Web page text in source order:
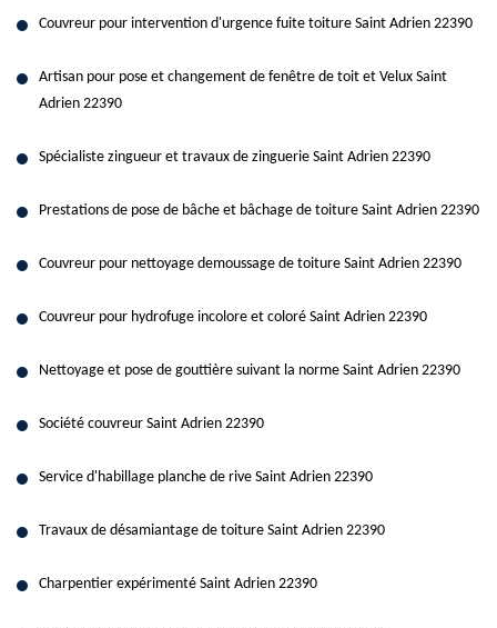
Couvreur pour intervention d'urgence fuite toiture Saint Adrien 22390
Artisan pour pose et changement de fenêtre de toit et Velux Saint
Adrien 22390
Spécialiste zingueur et travaux de zinguerie Saint Adrien 22390
Prestations de pose de bâche et bâchage de toiture Saint Adrien 22390
Couvreur pour nettoyage demoussage de toiture Saint Adrien 22390
Couvreur pour hydrofuge incolore et coloré Saint Adrien 22390
Nettoyage et pose de gouttière suivant la norme Saint Adrien 22390
Société couvreur Saint Adrien 22390
Service d'habillage planche de rive Saint Adrien 22390
Travaux de désamiantage de toiture Saint Adrien 22390
Charpentier expérimenté Saint Adrien 22390